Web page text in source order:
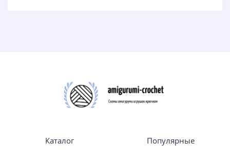
Каталог Популярные